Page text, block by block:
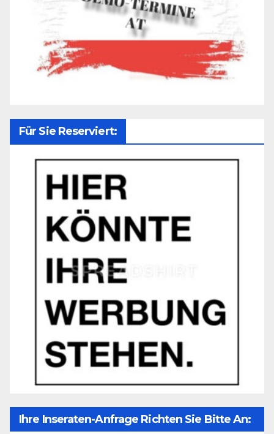
Für Sie Reserviert:
Ihre Inseraten-Anfrage Richten Sie Bitte An: